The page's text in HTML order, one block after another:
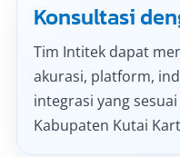
Konsultasi
Tim Intitek dapat
akurasi, platform,
integrasi yang
Kabupaten Kutai